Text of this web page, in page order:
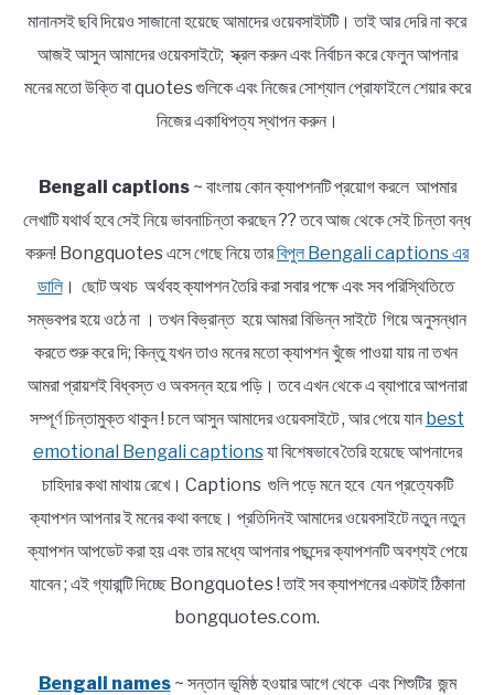
মানানসই ছবি দিয়েও সাজানো হয়েছে আমাদের ওয়েবসাইটটি। তাই আর দেরি না করে
আজই আসুন আমাদের ওয়েবসাইটে; স্ক্রল করুন এবং নির্বাচন করে ফেলুন আপনার
মনের মতো উক্তি বা quotes গুলিকে এবং নিজের সোশ্যাল প্রোফাইলে শেয়ার করে
নিজের একাধিপত্য স্থাপন করুন।
Bengali captions~ বাংলায় কোন ক্যাপশনটি প্রয়োগ করলে আপমার
লেখাটি যথার্থ হবে সেই নিয়ে ভাবনাচিন্তা করছেন ?? তবে আজ থেকে সেই চিন্তা বন্ধ
করুন! Bongquotes এসে গেছে নিয়ে তারবিপুল Bengali captions এর
ডালি। ছোট অথচ অর্থবহ ক্যাপশন তৈরি করা সবার পক্ষে এবং সব পরিস্থিতিতে
সম্ভবপর হয়ে ওঠে না । তখন বিভ্রান্ত হয়ে আমরা বিভিন্ন সাইটে গিয়ে অনুসন্ধান
করতে শুরু করে দি; কিন্তু যখন তাও মনের মতো ক্যাপশন খুঁজে পাওয়া যায় না তখন
আমরা প্রায়শই বিধ্বস্ত ও অবসন্ন হয়ে পড়ি। তবে এখন থেকে এ ব্যাপারে আপনারা
সম্পূর্ণ চিন্তামুক্ত থাকুন ! চলে আসুন আমাদের ওয়েবসাইটে , আর পেয়ে যান best
emotional Bengali captionsযা বিশেষভাবে তৈরি হয়েছে আপনাদের
চাহিদার কথা মাথায় রেখে। Captions গুলি পড়ে মনে হবে যেন প্রত্যেকটি
ক্যাপশন আপনার ই মনের কথা বলছে। প্রতিদিনই আমাদের ওয়েবসাইটে নতুন নতুন
ক্যাপশন আপডেট করা হয় এবং তার মধ্যে আপনার পছন্দের ক্যাপশনটি অবশ্যই পেয়ে
যাবেন ; এই গ্যারান্টি দিচ্ছে Bongquotes ! তাই সব ক্যাপশনের একটাই ঠিকানা
bongquotes.com.
Bengali names~ সন্তান ভূমিষ্ঠ হওয়ার আগে থেকে এবং শিশুটির জন্ম